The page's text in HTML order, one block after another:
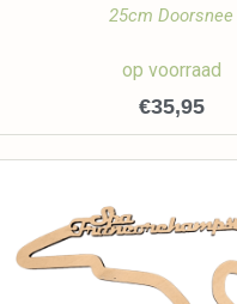
25cm Doorsnee
op voorraad
€35,95